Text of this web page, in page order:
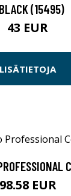
(15495)
43 EUR
LISÄTIETOJA
98.58 EUR